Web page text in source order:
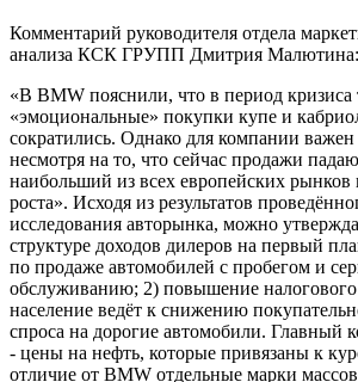
Комментарий руководителя отдела
анализа КСК ГРУПП Дмитрия Малютина:
«В BMW пояснили, что в период кризиса
«эмоциональные» покупки купе и
сократились. Однако для компании
несмотря на то, что сейчас продажи
наибольший из всех европейских рынков
роста». Исходя из результатов
исследования авторынка, можно
структуре доходов дилеров на первый
по продаже автомобилей с пробегом и
обслуживанию; 2) повышение
население ведёт к снижению
спроса на дорогие автомобили. Главный
- цены на нефть, которые привязаны к
отличие от BMW отдельные марки